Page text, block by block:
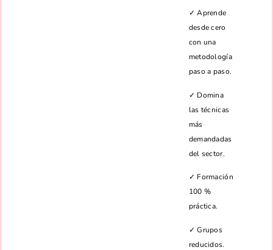
✓ Aprende
desde cero
con una
metodología
paso a paso.
✓ Domina
las técnicas
más
demandadas
del sector.
✓ Formación
100 %
práctica.
✓ Grupos
reducidos.